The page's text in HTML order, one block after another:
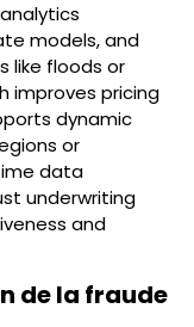
models, and
like floods or
improves pricing
dynamic
or
data
underwriting
and
de la fraude